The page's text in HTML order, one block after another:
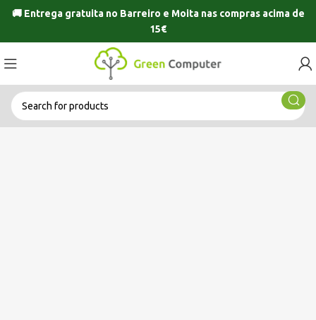
🚚 Entrega gratuita no Barreiro e Moitanas compras acima de
15€